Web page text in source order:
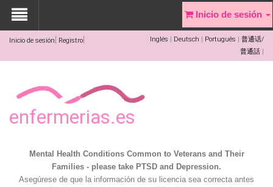
Inicio de sesión Registro Inglés Deutsch Português
普通话/
普通話
enfermerias.es
Inicio de sesión
Mental Health Conditions Common to Veterans and Their
Families - please take PTSD and Depression.
Asegúrese de que la información de su licencia sea correcta antes